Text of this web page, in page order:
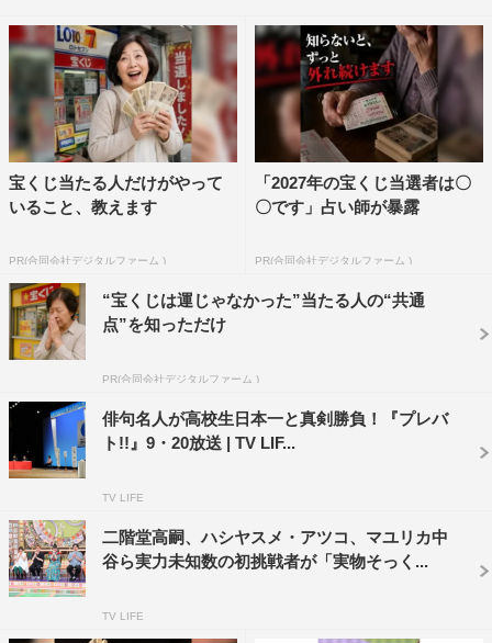
句が）分かってきている」と自信満々。そんな実力者がそ
ろうランキング戦のお題は「秋の果物屋さん」。森口が
「季語が写真の中にたくさんあるので難しかった」と話す
などお題に苦戦したとの声も多かった中、俳人・夏井いつ
き先生は全体の出来栄えについて「さすがですね、ハイレ
ベル！気合入っていると思います」とご機嫌。実力者ぞろ
いのランキング戦を制し、特待生に昇格するのは誰なの
賛した人物とは…。
昇格試験に挑むのは名人10段の藤本敏史
（FUJIWARA）と名人4段の横尾渉（Kis-My-Ft2）。永世
ない藤本。今回こそはと並々ならぬ意気込みで挑む。
さらに、8月に開催された高校生の俳句全国大会「俳句
甲子園」の優勝校とプレバトチームとの特別試合を送る。
プレバトチームを代表して出場したのは学ラン姿の名人10
段・東国原英夫、名人10段・村上健志（フルーツポン
チ）、特待生1級・立川志らくの3人。俳人・正岡子規を生
んだ愛媛県松山市の会場に乗り込み、俳句日本一の高校生
宝くじ当たる人だけがやって
いること、教えます
PR(合同会社デジタルファーム )
「2027年の宝くじ当選者は〇
〇です」占い師が暴露
PR(合同会社デジタルファーム )
“宝くじは運じゃなかった”当たる人の“共通
点”を知っただけ
PR(合同会社デジタルファーム )
俳句名人が高校生日本一と真剣勝負！『プレバ
ト!!』9・20放送 | TV LIF...
TV LIFE
二階堂高嗣、ハシヤスメ・アツコ、マユリカ中
谷ら実力未知数の初挑戦者が「実物そっく...
TV LIFE